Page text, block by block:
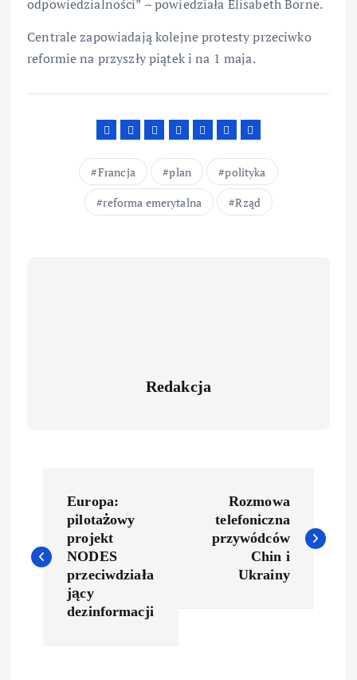
odpowiedzialności” – powiedziała Elisabeth Borne.
Centrale zapowiadają kolejne protesty przeciwko
reformie na przyszły piątek i na 1 maja.
Francja plan
polityka
reforma emerytalna
Rząd
Redakcja
Europa:
pilotażowy
projekt
NODES
przeciwdziała
jący
dezinformacji
Rozmowa
telefoniczna
przywódców
Chin i
Ukrainy